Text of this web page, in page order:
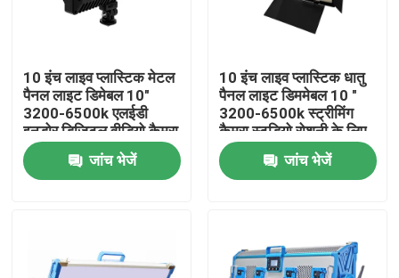
10 इंच लाइव प्लास्टिक मेटल
पैनल लाइट डिमेबल 10"
3200-6500k एलईडी
इनडोर डिजिटल वीडियो कैमरा
एलईडी लाइट
जांच भेजें
10 इंच लाइव प्लास्टिक धातु
पैनल लाइट डिममेबल 10 "
3200-6500k स्ट्रीमिंग
कैमरा स्टूडियो रोशनी के लिए
एलईडी वीडियो लाइट
वीडियोोग्राफीजांच भेजें